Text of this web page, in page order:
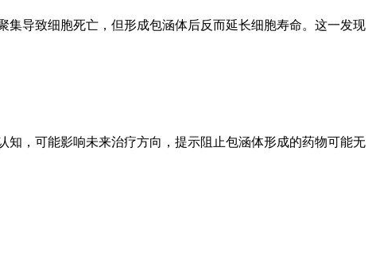
导致细胞死亡，但形成包涵体后反而延长细胞寿命。这一发现
，可能影响未来治疗方向，提示阻止包涵体形成的药物可能无